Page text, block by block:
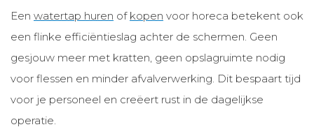
Een watertap huren of kopen voor horeca betekent ook
een flinke efficiëntieslag achter de schermen. Geen
gesjouw meer met kratten, geen opslagruimte nodig
voor flessen en minder afvalverwerking. Dit bespaart tijd
voor je personeel en creëert rust in de dagelijkse
operatie.